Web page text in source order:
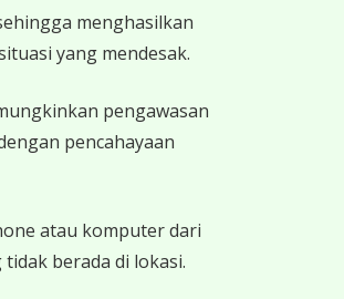
menghasilkan
yang mendesak.
pengawasan
pencahayaan
atau komputer dari
berada di lokasi.